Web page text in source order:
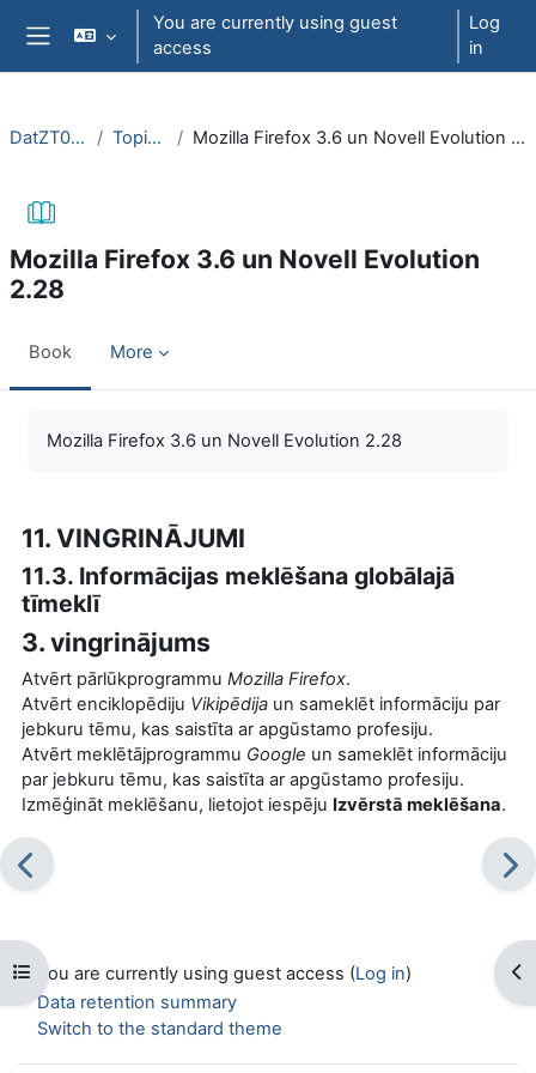
Skip to main content
You are currently using guest
access
Log
in
Open course index
DatZT008 Topic 7 Mozilla Firefox 3.6 un Novell Evolution 2.28
Mozilla Firefox 3.6 un Novell Evolution
2.28
Book More
Mozilla Firefox 3.6 un Novell Evolution 2.28
11. VINGRINĀJUMI
11.3. Informācijas meklēšana globālajā
tīmeklī
3. vingrinājums
Atvērt pārlūkprogrammu Mozilla Firefox.
Atvērt enciklopēdiju Vikipēdija un sameklēt informāciju par
jebkuru tēmu, kas saistīta ar apgūstamo profesiju.
Atvērt meklētājprogrammu Google un sameklēt informāciju
par jebkuru tēmu, kas saistīta ar apgūstamo profesiju.
Izmēģināt meklēšanu, lietojot iespēju Izvērstā meklēšana.
You are currently using guest access (Log in)
Data retention summary
Switch to the standard theme